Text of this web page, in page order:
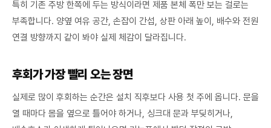
특히 기존 주방 한쪽에 두는 방식이라면 제품 본체 폭만 보는 걸로는
부족합니다. 양옆 여유 공간, 손잡이 간섭, 상판 아래 높이, 배수와 전원
연결 방향까지 같이 봐야 실제 체감이 달라집니다.
후회가 가장 빨리 오는 장면
실제로 많이 후회하는 순간은 설치 직후보다 사용 첫 주에 옵니다. 문을
열 때마다 몸을 옆으로 틀어야 하거나, 싱크대 문과 부딪히거나,